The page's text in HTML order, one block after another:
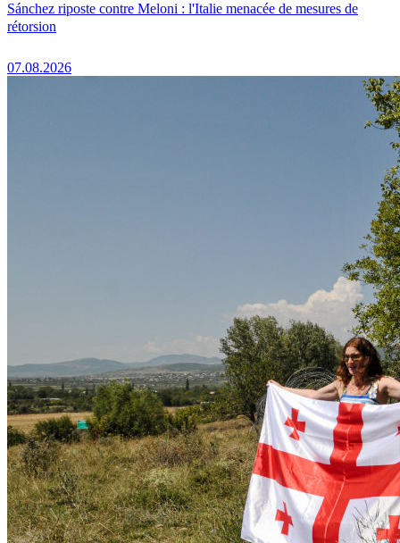
Sánchez riposte contre Meloni : l'Italie menacée de mesures de
rétorsion
07.08.2026